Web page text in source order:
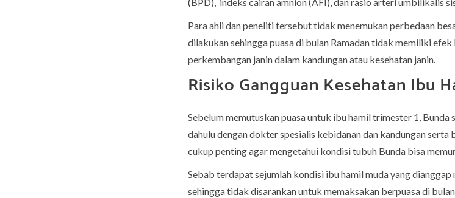
Para ahli dan peneliti tersebut tidak menemukan perbedaan
dilakukan sehingga puasa di bulan Ramadan tidak memiliki
perkembangan janin dalam kandungan atau kesehatan janin.
Risiko Gangguan Kesehatan Ibu
Sebelum memutuskan puasa untuk ibu hamil trimester 1,
dahulu dengan dokter spesialis kebidanan dan kandungan serta
cukup penting agar mengetahui kondisi tubuh Bunda bisa
Sebab terdapat sejumlah kondisi ibu hamil muda yang
sehingga tidak disarankan untuk memaksakan berpuasa di